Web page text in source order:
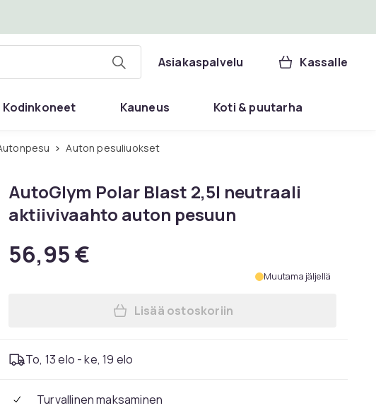
Asiakaspalvelu Kassalle
Kodinkoneet Kauneus Koti & puutarha
Autonpesu Auton pesuliuokset
AutoGlym Polar Blast 2,5l neutraali
aktiivivaahto auton pesuun
56,95 €
Muutama jäljellä
Lisää AutoGlym Polar Blast 2,5l
Lisää ostoskoriin
To, 13 elo - ke, 19 elo
Turvallinen maksaminen